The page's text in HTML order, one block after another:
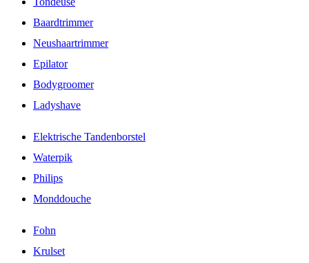
Baardtrimmer
Neushaartrimmer
Epilator
Bodygroomer
Ladyshave
Elektrische Tandenborstel
Waterpik
Philips
Monddouche
Fohn
Krulset